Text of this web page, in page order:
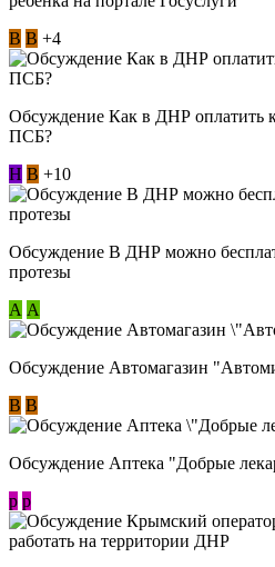
В В +4
Обсуждение Как в ДНР оплатить
ПСБ?
Н В +10
Обсуждение В ДНР можно
протезы
А А
Обсуждение Автомагазин
В В
Обсуждение Аптека "Добрые
p p